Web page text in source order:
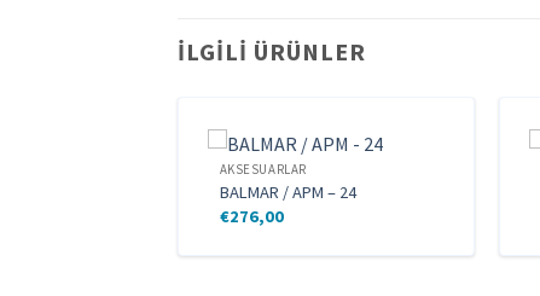
İLGILI ÜRÜNLER
AKSESUARLAR
BALMAR / APM – 24
€276,00